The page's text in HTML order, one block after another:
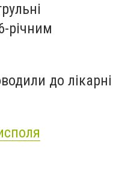
річним
до лікарні